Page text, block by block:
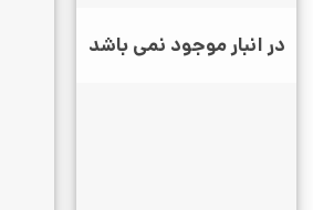
در انبار موجود نمی باشد